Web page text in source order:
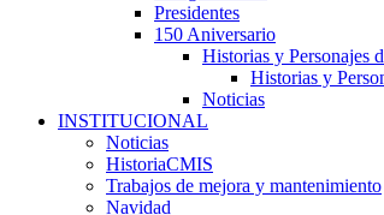
Presidentes
150 Aniversario
Historias y Personajes
Historias y
Noticias
INSTITUCIONAL
Noticias
HistoriaCMIS
Trabajos de mejora y mantenimiento
Navidad